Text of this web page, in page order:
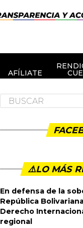
AFÍLIATE
⚠️LO MÁS
En defensa de la
República
Derecho
regional